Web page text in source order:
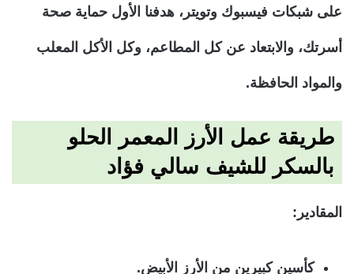
على شبكات فيسبوك وتويتر، هدفنا الأول حماية صحة
أسرتك، والابتعاد عن كل المطاعم، وكل الأكل المعلب
والمواد الحافظة.
طريقة عمل الأرز المعمر الحلو
بالسكر للشيف سالي فؤاد
المقادير:
كأسين كبيرين من الأرز الأبيض.